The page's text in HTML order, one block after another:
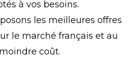
à vos besoins.
les meilleures offres
le marché français et au
moindre coût.